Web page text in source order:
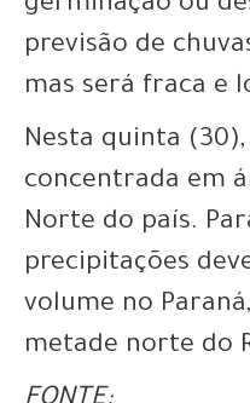
germinação ou
previsão de
mas será fraca e
Nesta quinta
concentrada em
Norte do país.
precipitações
volume no
metade norte do